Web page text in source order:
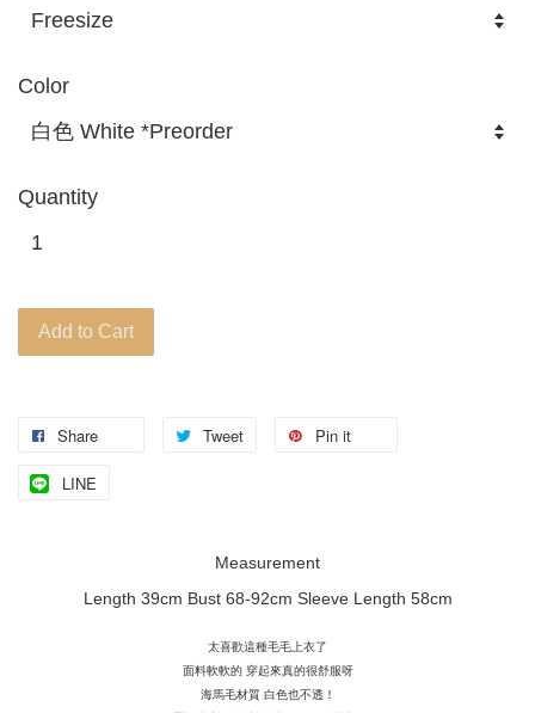
Color
Quantity
Add to Cart
Share Tweet Pin it
LINE
Measurement
Length 39cm Bust 68-92cm Sleeve Length 58cm
太喜歡這種毛毛上衣了
面料軟軟的 穿起來真的很舒服呀
海馬毛材質 白色也不透！